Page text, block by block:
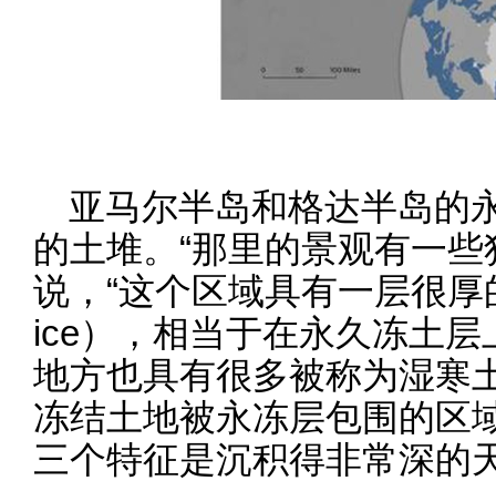
亚马尔半岛和格达半岛的
的土堆。“那里的景观有一
说，“这个区域具有一层很
ice），相当于在永久冻土
地方也具有很多被称为湿寒
冻结土地被永冻层包围的区
三个特征是沉积得非常深的